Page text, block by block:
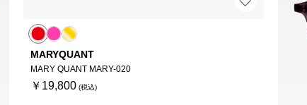
MARYQUANT
MARY QUANT MARY-020
￥19,800